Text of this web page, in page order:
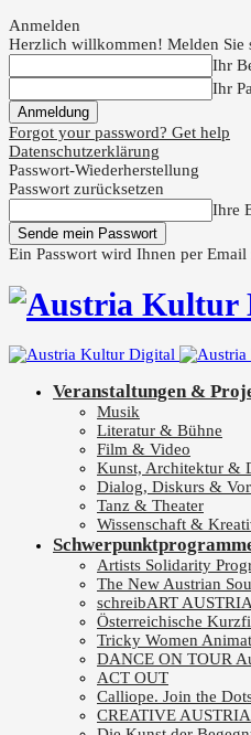
Anmelden
Herzlich willkommen! Melden Sie
Ihr
Ihr
Forgot your password? Get help
Datenschutzerklärung
Passwort-Wiederherstellung
Passwort zurücksetzen
Ihre
Ein Passwort wird Ihnen per Email
Veranstaltungen &
Musik
Literatur & Bühne
Film & Video
Kunst, Architektur &
Dialog, Diskurs &
Tanz & Theater
Wissenschaft &
Artists Solidarity
The New Austrian
schreibART AUSTRIA
Österreichische
Tricky Women
DANCE ON TOUR
ACT OUT
Calliope. Join the
CREATIVE